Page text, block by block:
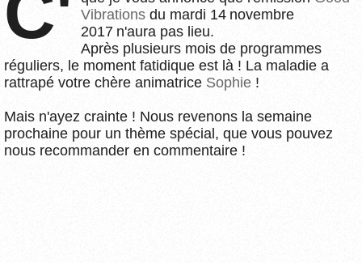
Vibrations du mardi 14 novembre
2017 n'aura pas lieu.
Après plusieurs mois de programmes
réguliers, le moment fatidique est là ! La maladie a
rattrapé votre chère animatrice Sophie !
Mais n'ayez crainte ! Nous revenons la semaine
prochaine pour un thème spécial, que vous pouvez
nous recommander en commentaire !